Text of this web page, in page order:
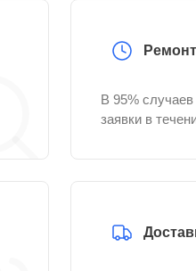
В 95%
заявки в